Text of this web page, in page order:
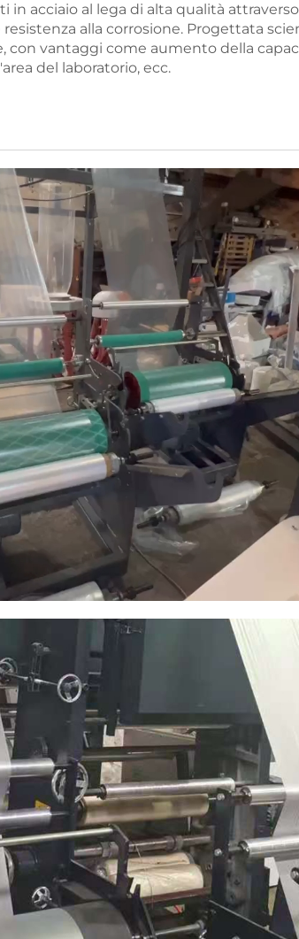
in acciaio al lega di alta qualità
alla corrosione. Progettata
con vantaggi come aumento della
del laboratorio, ecc.